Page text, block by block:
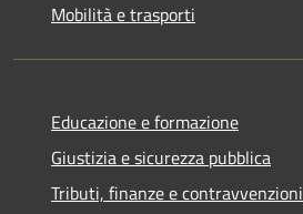
Mobilità e trasporti
Educazione e formazione
Giustizia e sicurezza pubblica
Tributi, finanze e contravvenzioni